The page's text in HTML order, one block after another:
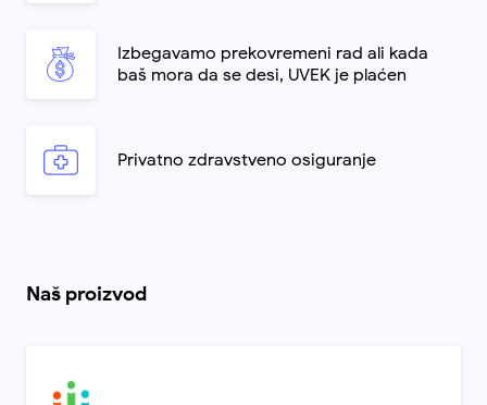
Izbegavamo prekovremeni rad ali kada
baš mora da se desi, UVEK je plaćen
Privatno zdravstveno osiguranje
Naš proizvod